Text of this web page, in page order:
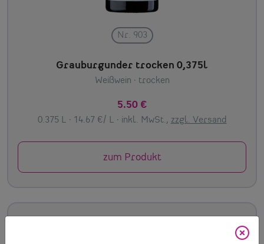
Nr. 903
Grauburgunder trocken 0,375l
Weißwein · trocken
5.50 €
0.375 L · 14.67 €/ L · inkl. MwSt., zzgl. Versand
zum Produkt